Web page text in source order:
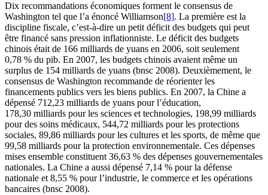
Dix recommandations économiques forment le consensus de
Washington tel que l’a énoncé Williamson[8]. La première est la
discipline fiscale, c’est-à-dire un petit déficit des budgets qui peut
être financé sans pression inflationniste. Le déficit des budgets
chinois était de 166 milliards de yuans en 2006, soit seulement
0,78 % du pib. En 2007, les budgets chinois avaient même un
surplus de 154 milliards de yuans (bnsc 2008). Deuxièmement, le
consensus de Washington recommande de réorienter les
financements publics vers les biens publics. En 2007, la Chine a
dépensé 712,23 milliards de yuans pour l’éducation,
178,30 milliards pour les sciences et technologies, 198,99 milliards
pour des soins médicaux, 544,72 milliards pour les protections
sociales, 89,86 milliards pour les cultures et les sports, de même que
99,58 milliards pour la protection environnementale. Ces dépenses
mises ensemble constituent 36,63 % des dépenses gouvernementales
nationales. La Chine a aussi dépensé 7,14 % pour la défense
nationale et 8,55 % pour l’industrie, le commerce et les opérations
bancaires (bnsc 2008).